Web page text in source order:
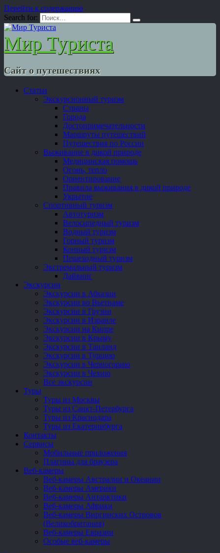
Перейти к содержанию
Search for:
Мир Туриста
Сайт о путешествиях
Статьи
Экскурсионный туризм
Страны
Города
Достопримечательности
Маршруты путешествий
Путешествия по России
Выживание в дикой природе
Медицинская помощь
Огонь, тепло
Ориентирование
Правила выживания в дикой природе
Укрытие
Спортивный туризм
Автотуризм
Велосипедный туризм
Водный туризм
Горный туризм
Конный туризм
Пешеходный туризм
Экстремальный туризм
Дайвинг
Экскурсии
Экскурсии в Абхазии
Экскурсии во Вьетнаме
Экскурсии в Грузии
Экскурсии в Израиле
Экскурсии на Кипре
Экскурсии в Крыму
Экскурсии в Таиланд
Экскурсии в Турцию
Экскурсии в Черногорию
Экскурсии в Чехию
Все экскурсии
Туры
Туры из Москвы
Туры из Санкт-Петербурга
Туры из Краснодара
Туры из Екатеринбурга
Контакты
Сервисы
Мобильные приложения
Плагины для браузера
Веб-камеры
Веб-камеры Австралии и Океании
Веб-камеры Америки
Веб-камеры Антарктики
Веб-камеры Африки
Веб-камеры Виргинских Островов
(Великобритания)
Веб-камеры Евразии
Особые веб-камеры